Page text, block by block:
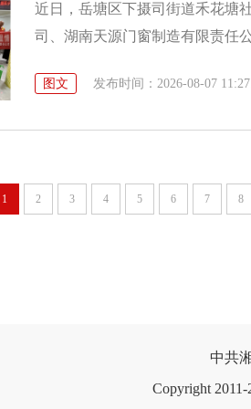
近日，岳塘区下摄司街道禾花塘
司、湖南天源门窗制造有限责任
图文 发布时间：2026-08-07
1 2 3 4 5 6 7 8
中共
Copyright